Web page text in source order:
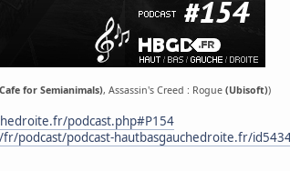
for Semianimals), Assassin's Creed : Rogue (Ubisoft))
podcast.php#P154
podcast/podcast-hautbasgauchedroite.fr/